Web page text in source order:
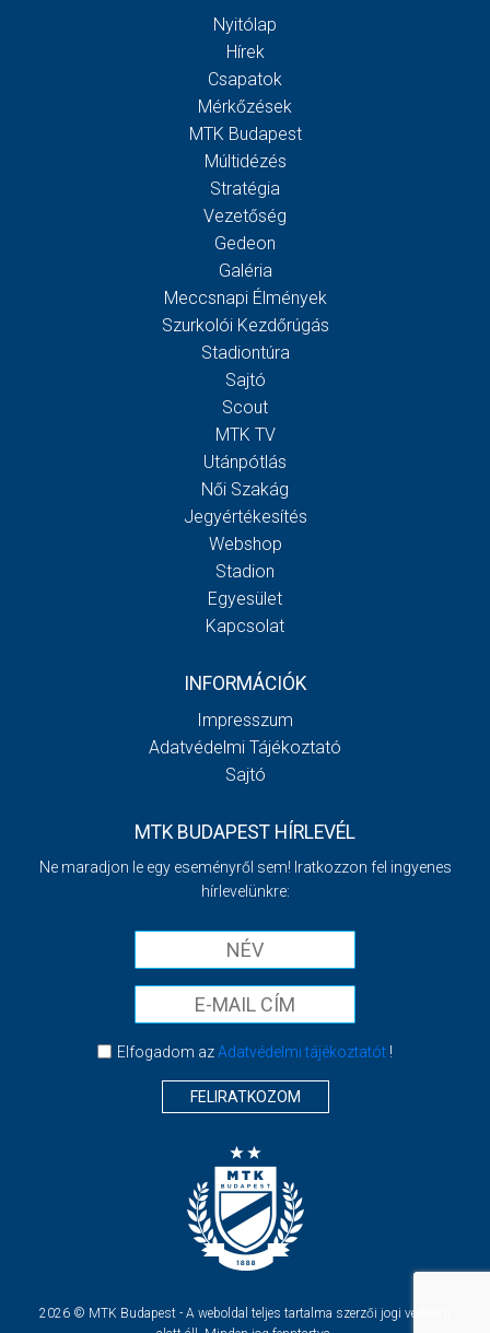
Nyitólap
Hírek
Csapatok
Mérkőzések
MTK Budapest
Múltidézés
Stratégia
Vezetőség
Gedeon
Galéria
Meccsnapi Élmények
Szurkolói Kezdőrúgás
Stadiontúra
Sajtó
Scout
MTK TV
Utánpótlás
Női Szakág
Jegyértékesítés
Webshop
Stadion
Egyesület
Kapcsolat
INFORMÁCIÓK
Impresszum
Adatvédelmi Tájékoztató
Sajtó
MTK BUDAPEST HÍRLEVÉL
Ne maradjon le egy eseményről sem! Iratkozzon fel ingyenes
hírlevelünkre:
Elfogadom azAdatvédelmi tájékoztatót!
FELIRATKOZOM
2026 © MTK Budapest - A weboldal teljes tartalma szerzői jogi védelem